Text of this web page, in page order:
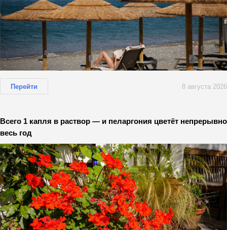
Перейти 8 августа 2026
Всего 1 капля в раствор — и пеларгония цветёт непрерывно
весь год